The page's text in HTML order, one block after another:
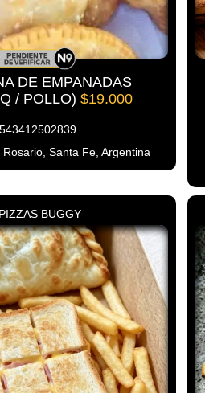
DE EMPANADAS
/ POLLO) $19.000
543412502839
Santa Fe, Argentina
PIZZAS BUGGY